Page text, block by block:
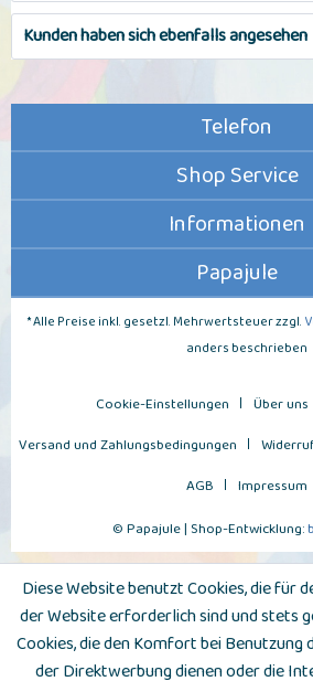
Kunden haben sich ebenfalls angesehen
Telefon
Shop Service
Informationen
Papajule
* Alle Preise inkl. gesetzl. Mehrwertsteuer zzgl.
anders beschrieben
Cookie-Einstellungen Über uns
Versand und Zahlungsbedingungen
AGB
Impressum
© Papajule | Shop-Entwicklung:
Diese Website benutzt Cookies, die für
der Website erforderlich sind und stets
Cookies, die den Komfort bei Benutzung
der Direktwerbung dienen oder die